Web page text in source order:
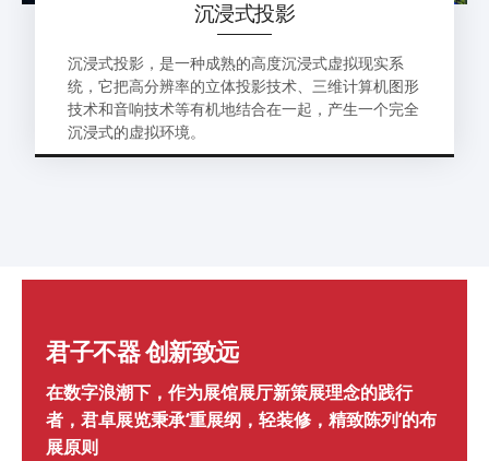
沉浸式投影
沉浸式投影，是一种成熟的高度沉浸式虚拟现实系
统，它把高分辨率的立体投影技术、三维计算机图形
技术和音响技术等有机地结合在一起，产生一个完全
沉浸式的虚拟环境。
君子不器 创新致远
在数字浪潮下，作为展馆展厅新策展理念的践行
者，君卓展览秉承‘重展纲，轻装修，精致陈列’的布
展原则